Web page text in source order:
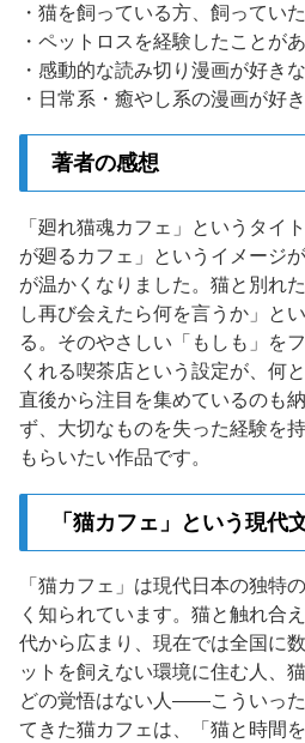
・猫を飼っている方、飼ってい
・ペットロスを経験したことが
・感動的な読み切り漫画が好き
・日常系・癒やし系の漫画が好
著者の感想
「廻れ猫魂カフェ」というタイ
が廻るカフェ」というイメージ
が温かくなりました。猫と別れ
し再び会えたら何を言うか」と
る。そのやさしい「もしも」を
くれる喫茶店という設定が、何
直後から注目を集めているのも
ず、大切なものを失った経験を
もらいたい作品です。
「猫カフェ」という現代
「猫カフェ」は現代日本の独特
く知られています。猫と触れ合
代から広まり、現在では全国に
ットを飼えない環境に住む人、
どの覚悟はない人——こういっ
てきた猫カフェは、「猫と時間